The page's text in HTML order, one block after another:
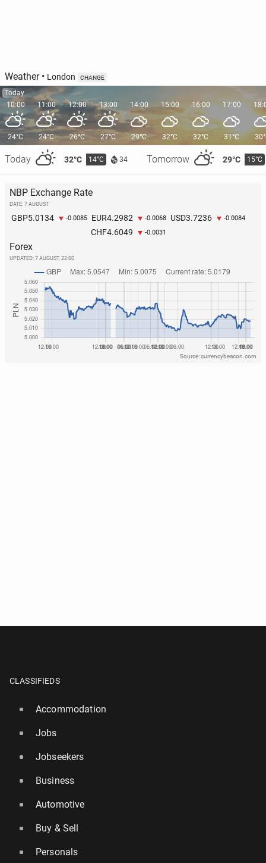
Weather• London CHANGE
Today
10:00
24°C
Today 32°C 14°C 34 Tomorrow 29°C 15°C
11:00
24°C
12:00
26°C
13:00
27°C
14:00
29°C
15:00
32°C
16:00
32°C
17:00
31°C
NBP Exchange Rate
DATE: 7 AUGUST
GBP5.0134 -0.0085 EUR4.2982 -0.0068 USD3.7236 -0.0084
CHF4.6049 -0.0031
Forex
UPDATED: 7 AUGUST, 22:00
Source: currencybeacon.com
CLASSIFIEDS
Accommodation
Jobs
Jobseekers
Business
Automotive
Buy & Sell
Personals